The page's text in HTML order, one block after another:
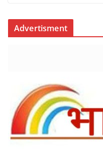
Advertisment